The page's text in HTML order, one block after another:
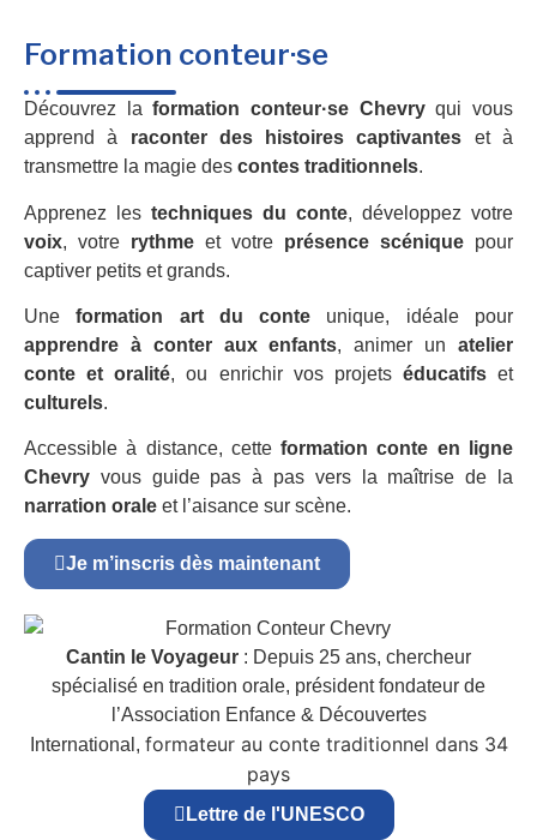
Formation conteur·se
Découvrez laformation conteur·se Chevryqui vous
apprend à raconter des histoires captivantes et à
transmettre la magie des contes traditionnels.
Apprenez les techniques du conte, développez votre
voix, votre rythme et votre présence scénique pour
captiver petits et grands.
Uneformation art du conte unique, idéale pour
apprendre à conter aux enfants, animer unatelier
conte et oralité, ou enrichir vos projets éducatifset
culturels.
Accessible à distance, cetteformation conte en ligne
Chevry vous guide pas à pas vers la maîtrise de la
narration orale et l’aisance sur scène.
Je m’inscris dès maintenant
Cantin le Voyageur : Depuis 25 ans, chercheur
spécialisé en tradition orale, président fondateur de
l’Association Enfance & Découvertes
International, formateur au conte traditionnel dans 34
pays
Lettre de l'UNESCO